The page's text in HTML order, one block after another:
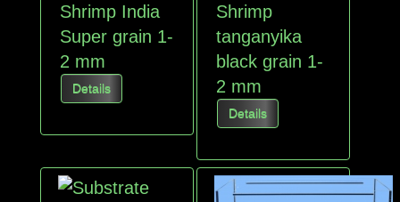
Shrimp India
Super grain 1-
2 mm
Details
Shrimp
tanganyika
black grain 1-
2 mm
Details